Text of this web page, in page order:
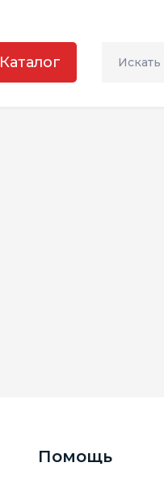
Каталог
Помощь